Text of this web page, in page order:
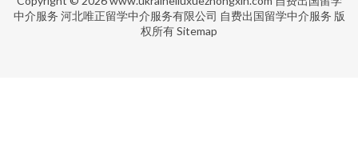
中介服务 河北唯正留学中介服务有限公司 自费出国留学中介服务 版
权所有Sitemap